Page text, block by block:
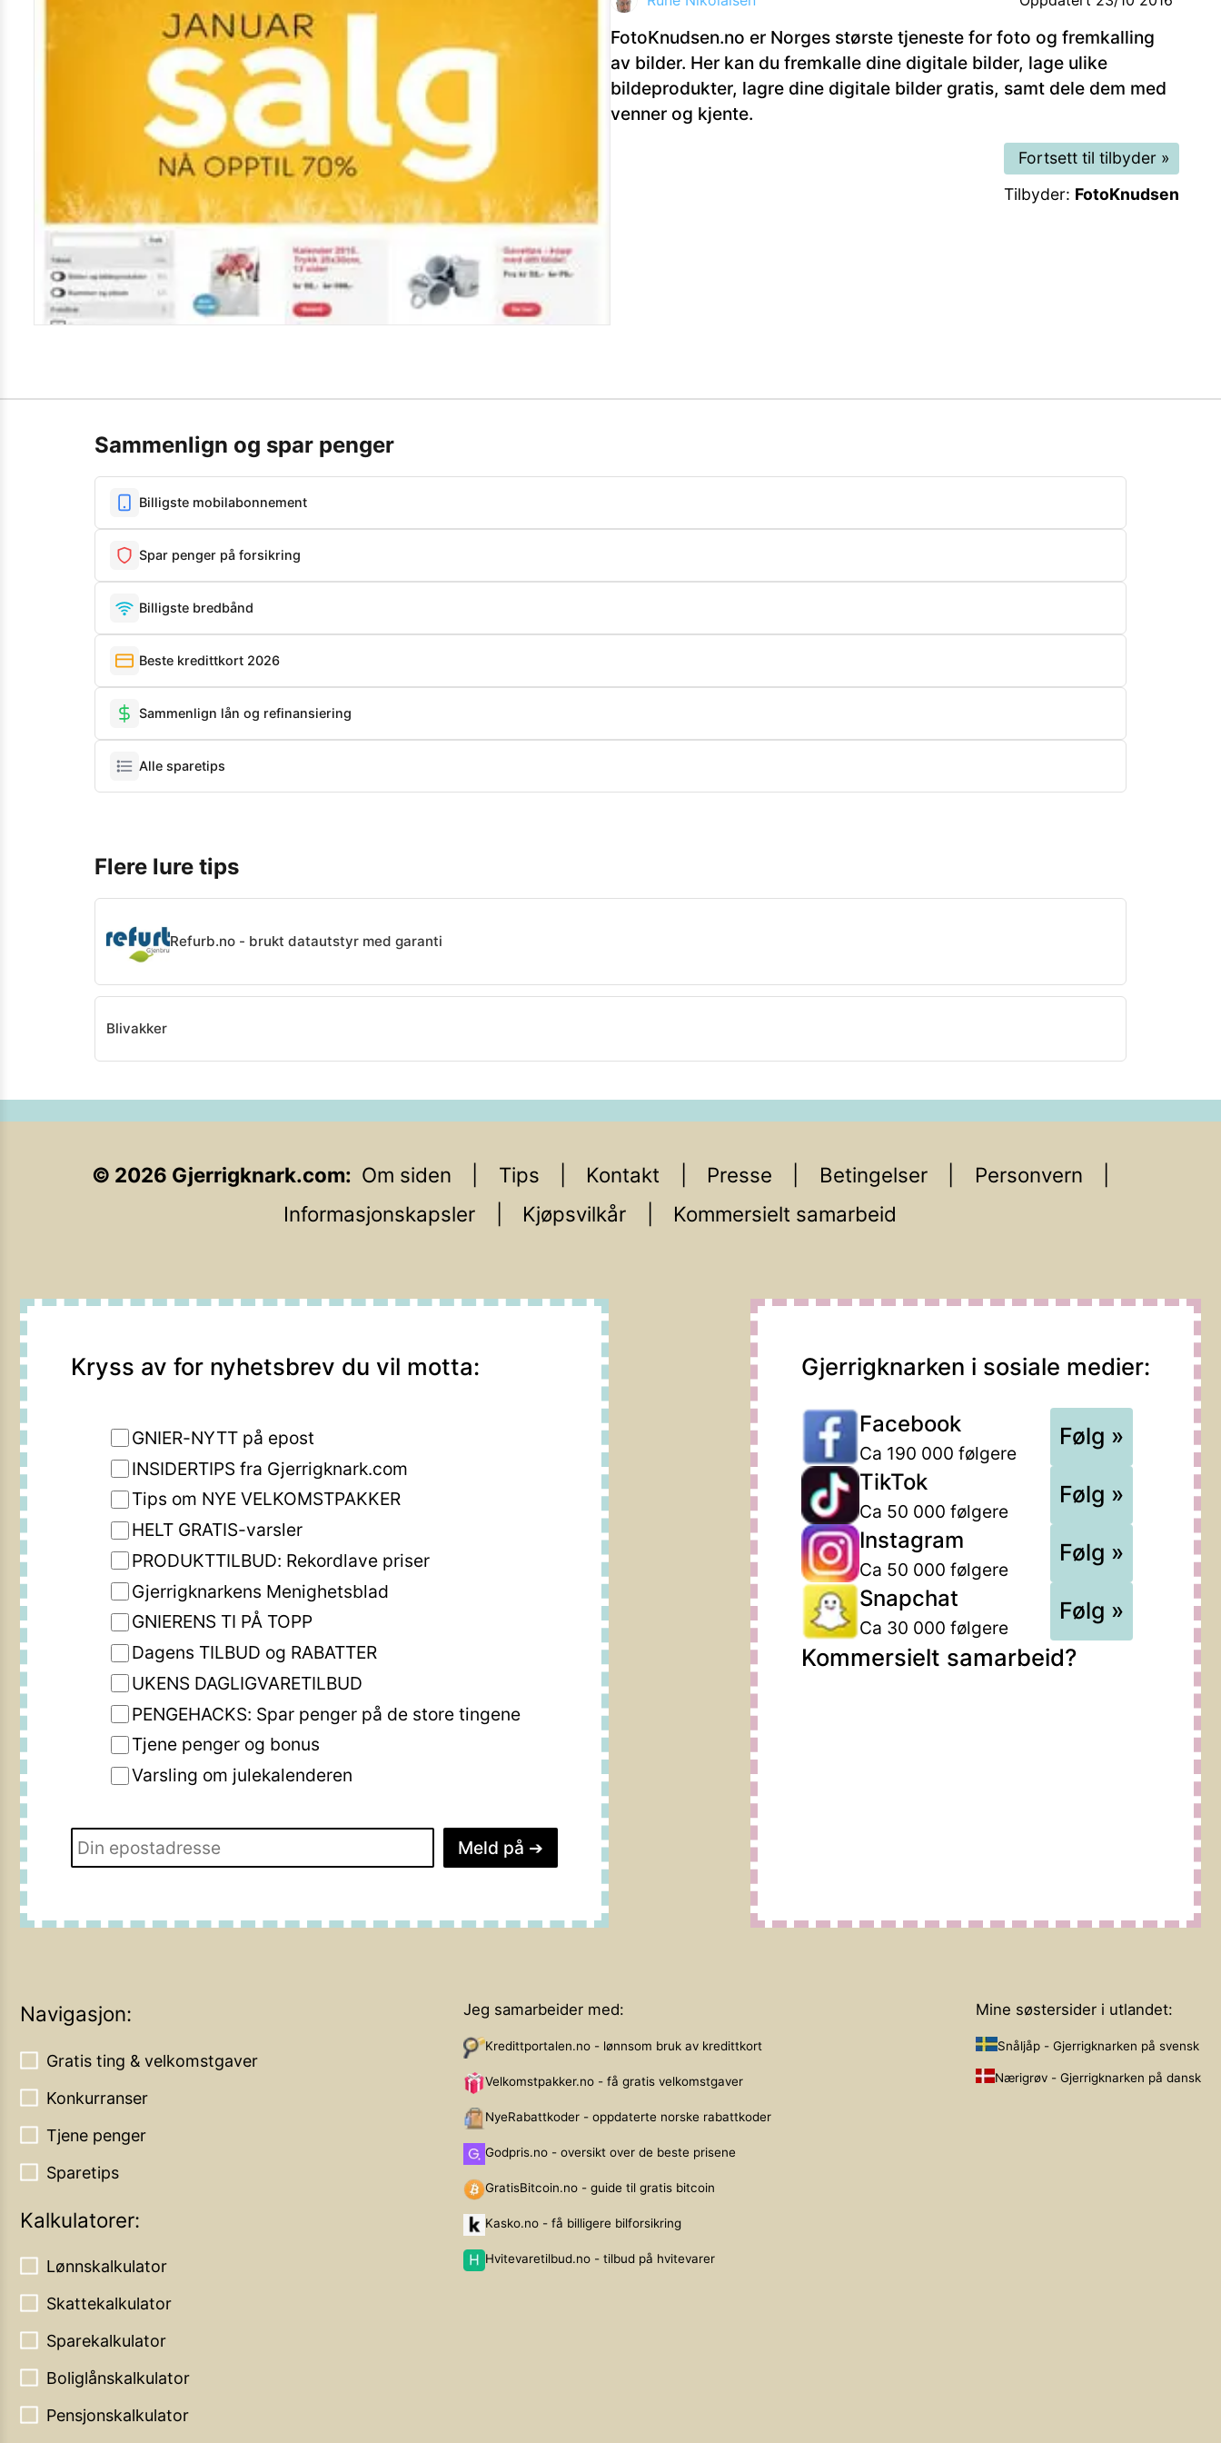
Send inn
Vil du være med i tipsekonkurransen kan du oppgi kontaktdetaljer i neste steg.
FotoKnudsen.no er Norges største tjeneste for foto og fremkalling
av bilder. Her kan du fremkalle dine digitale bilder, lage ulike
bildeprodukter, lagre dine digitale bilder gratis, samt dele dem med
venner og kjente.
Fortsett til tilbyder»
Tilbyder: FotoKnudsen
Sammenlign og spar penger
Billigste mobilabonnement
Spar penger på forsikring
Billigste bredbånd
Beste kredittkort 2026
Sammenlign lån og refinansiering
Alle sparetips
Flere lure tips
Refurb.no - brukt datautstyr med garanti
Blivakker
© 2026 Gjerrigknark.com Om siden Tips Kontakt Presse Betingelser
Personvern
Informasjonskapsler
Kjøpsvilkår Kommersielt samarbeid
Kryss av for nyhetsbrev du vil motta:
GNIER-NYTT på epost
INSIDERTIPS fra Gjerrigknark.com
Tips om NYE VELKOMSTPAKKER
HELT GRATIS-varsler
PRODUKTTILBUD: Rekordlave priser
Gjerrigknarkens Menighetsblad
GNIERENS TI PÅ TOPP
Dagens TILBUD og RABATTER
UKENS DAGLIGVARETILBUD
PENGEHACKS: Spar penger på de store tingene
Tjene penger og bonus
Varsling om julekalenderen
Meld på ➔
Gjerrigknarken i sosiale medier:
Facebook
Ca 190 000 følgere
Følg »
TikTok
Ca 50 000 følgere
Følg »
Instagram
Ca 50 000 følgere
Følg »
Snapchat
Ca 30 000 følgere
Følg »
Kommersielt samarbeid?
Navigasjon:
Gratis ting & velkomstgaver
Konkurranser
Tjene penger
Sparetips
Kalkulatorer:
Lønnskalkulator
Skattekalkulator
Sparekalkulator
Boliglånskalkulator
Pensjonskalkulator
Jeg samarbeider med:
Kredittportalen.no - lønnsom bruk av kredittkort
Velkomstpakker.no - få gratis velkomstgaver
NyeRabattkoder - oppdaterte norske rabattkoder
Godpris.no - oversikt over de beste prisene
GratisBitcoin.no - guide til gratis bitcoin
Kasko.no - få billigere bilforsikring
Hvitevaretilbud.no - tilbud på hvitevarer
Mine søstersider i utlandet:
Snåljåp - Gjerrigknarken på svensk
Nærigrøv - Gjerrigknarken på dansk